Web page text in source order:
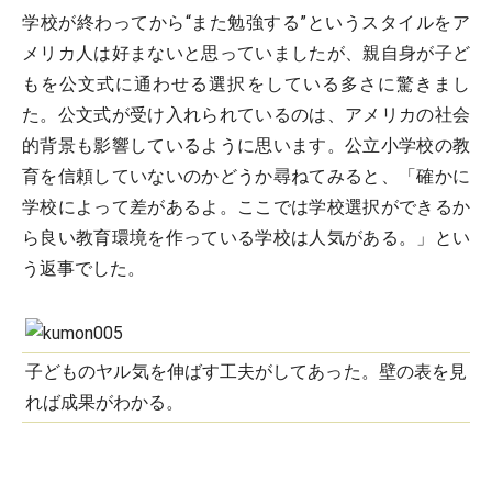
学校が終わってから“また勉強する”というスタイルをア
メリカ人は好まないと思っていましたが、親自身が子ど
もを公文式に通わせる選択をしている多さに驚きまし
た。公文式が受け入れられているのは、アメリカの社会
的背景も影響しているように思います。公立小学校の教
育を信頼していないのかどうか尋ねてみると、「確かに
学校によって差があるよ。ここでは学校選択ができるか
ら良い教育環境を作っている学校は人気がある。」とい
う返事でした。
子どものヤル気を伸ばす工夫がしてあった。壁の表を見
れば成果がわかる。